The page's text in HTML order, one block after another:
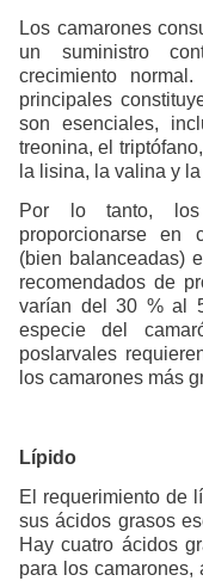
Los camarones
un suministro
crecimiento
principales
son esenciales,
treonina, el
la lisina, la valina y
Por lo tanto, los
proporcionarse en
(bien balanceadas)
recomendados de
varían del 30 % al
especie del
poslarvales
los camarones más
Lípido
El requerimiento de
sus ácidos grasos
Hay cuatro ácidos
para los